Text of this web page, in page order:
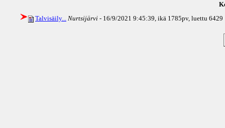
Talvisäily... Nurtsijärvi - 16/9/2021 9:45:39, ikä 1785pv, luettu 6429